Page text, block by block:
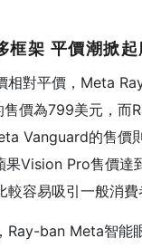
框架 平價潮掀
相對平價，Meta
價為799美元，而
Vanguard的售價
果Vision Pro售價達
較容易吸引一般消費
Ray-ban Meta智能